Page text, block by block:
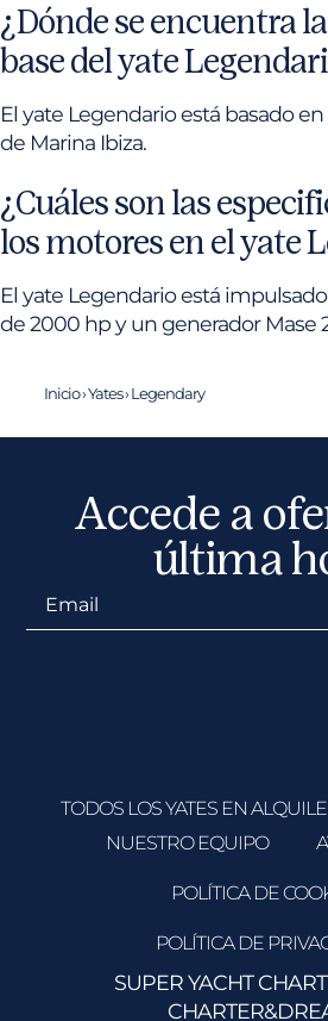
¿Dónde se encuentra
base del yate
El yate Legendario está basado
de Marina Ibiza.
¿Cuáles son las
los motores en el yate
El yate Legendario está
de 2000 hp y un generador Mase
Inicio›Yates›Legendary
Accede a
última
TODOS LOS YATES EN
NUESTRO EQUIPO
POLÍTICA DE
POLÍTICA DE
SUPER YACHT